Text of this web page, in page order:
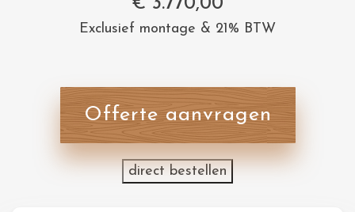
€ 3.770,00
Exclusief montage & 21% BTW
Offerte aanvragen
direct bestellen